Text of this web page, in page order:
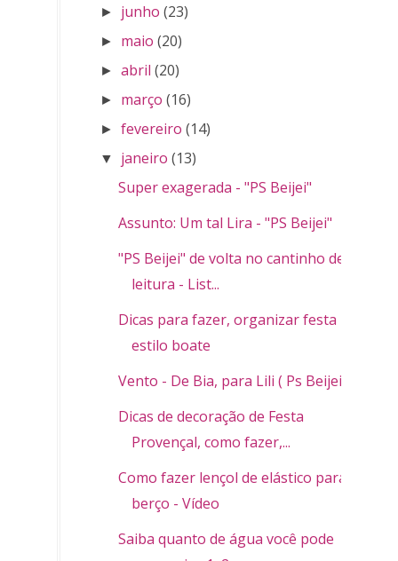
► junho (23)
► maio (20)
►abril (20)
► março (16)
►fevereiro (14)
▼ janeiro (13)
Super exagerada - "PS Beijei"
Assunto: Um tal Lira - "PS Beijei"
"PS Beijei" de volta no cantinho de
leitura - List...
Dicas para fazer, organizar festa
estilo boate
Vento - De Bia, para Lili ( Ps Beijei)
Dicas de decoração de Festa
Provençal, como fazer,...
Como fazer lençol de elástico para
berço - Vídeo
Saiba quanto de água você pode